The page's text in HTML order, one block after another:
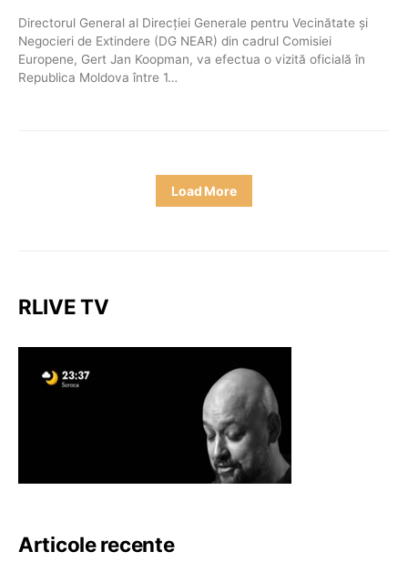
Directorul General al Direcției Generale pentru Vecinătate și
Negocieri de Extindere (DG NEAR) din cadrul Comisiei
Europene, Gert Jan Koopman, va efectua o vizită oficială în
Republica Moldova între 1…
Load More
RLIVE TV
Articole recente